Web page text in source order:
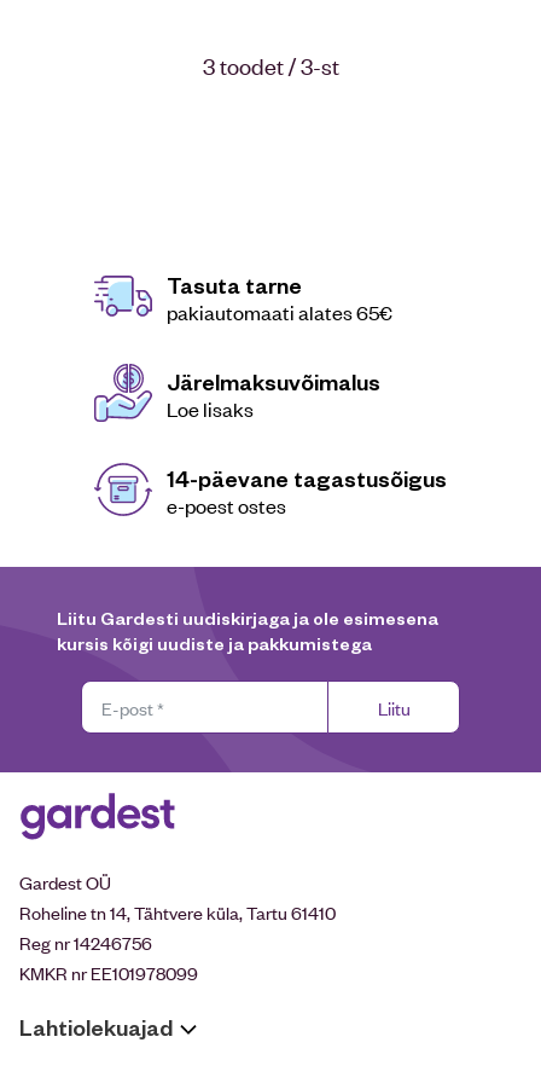
3 toodet / 3-st
Tasuta tarne
pakiautomaati alates 65€
Järelmaksuvõimalus
Loe lisaks
14-päevane tagastusõigus
e-poest ostes
Liitu Gardesti uudiskirjaga ja ole esimesena
kursis kõigi uudiste ja pakkumistega
Liitu
Gardest OÜ
Roheline tn 14, Tähtvere küla, Tartu 61410
Reg nr 14246756
KMKR nr EE101978099
Lahtiolekuajad